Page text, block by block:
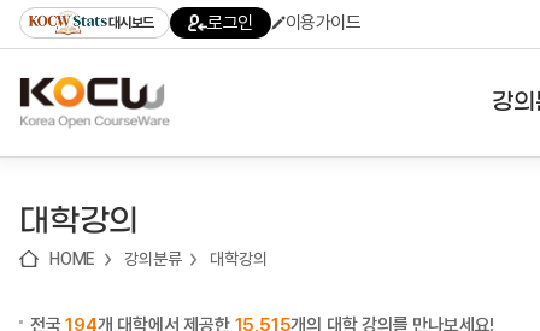
기
기
기
content)
가
대시보드 로그인 이용가이드
강
대학강의
HOME 강의분류 대학강의
전국194개 대학에서 제공한 15,515개의 대학 강의를 만나보세요!